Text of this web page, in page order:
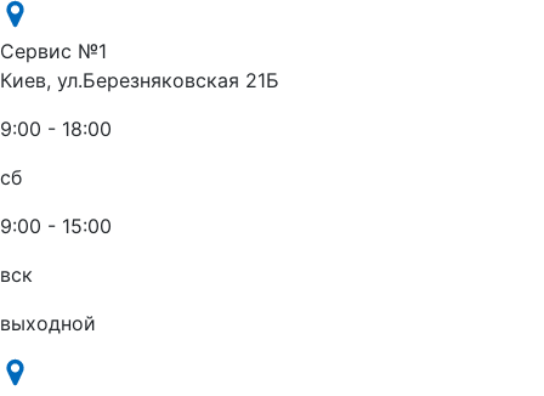
Сервис №1
Киев, ул.Березняковская 21Б
9:00 - 18:00
сб
9:00 - 15:00
вск
выходной